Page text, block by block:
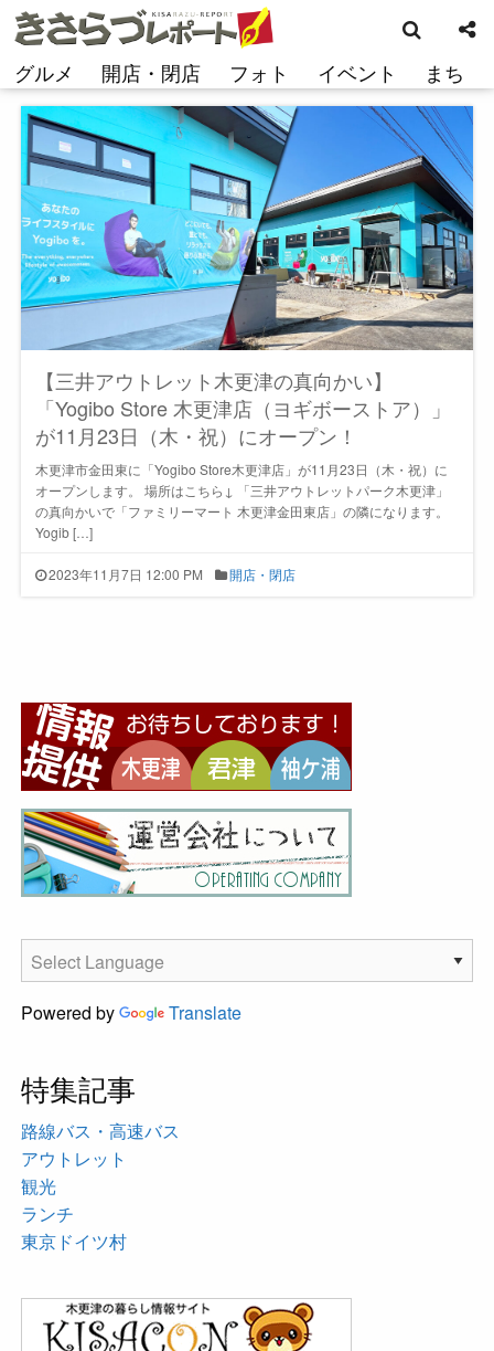
コ
ン
ン
グルメ 開店・閉店 フォト イベント まち
索
【三井アウトレット木更津の真向かい】
「Yogibo Store 木更津店（ヨギボーストア）」
が11月23日（木・祝）にオープン！
木更津市金田東に「Yogibo Store木更津店」が11月23日（木・祝）に
オープンします。 場所はこちら↓ 「三井アウトレットパーク木更津」
の真向かいで「ファミリーマート 木更津金田東店」の隣になります。
Yogib […]
2023年11月7日 12:00 PM 開店・閉店
Powered by Translate
特集記事
路線バス・高速バス
アウトレット
観光
ランチ
東京ドイツ村